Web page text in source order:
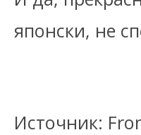
японски, не
Источник: